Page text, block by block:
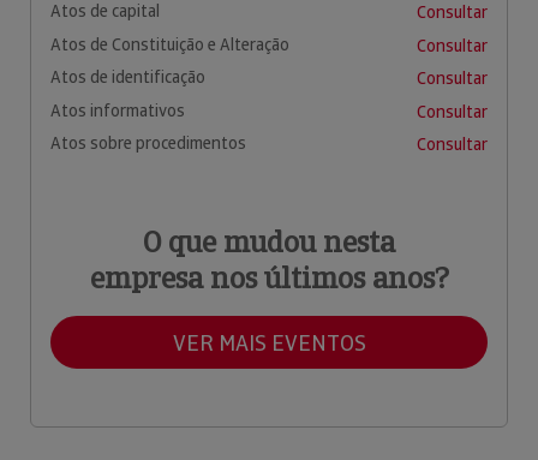
Atos de capital
Consultar
Atos de Constituição e Alteração
Consultar
Atos de identificação
Consultar
Atos informativos
Consultar
Atos sobre procedimentos
Consultar
O que mudou nesta
empresa nos últimos anos?
VER MAIS EVENTOS